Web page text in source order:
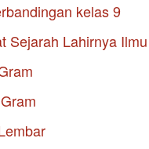
kelas 9
Sejarah Lahirnya